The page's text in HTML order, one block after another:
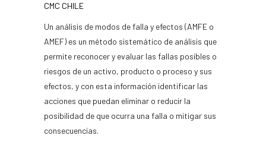
CMC CHILE
Un análisis de modos de falla y efectos (AMFE o
AMEF) es un método sistemático de análisis que
permite reconocer y evaluar las fallas posibles o
riesgos de un activo, producto o proceso y sus
efectos, y con esta información identificar las
acciones que puedan eliminar o reducir la
posibilidad de que ocurra una falla o mitigar sus
consecuencias.